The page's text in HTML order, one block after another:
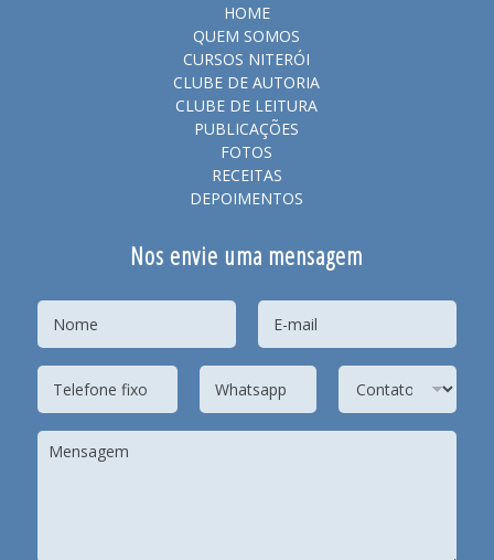
HOME
QUEM SOMOS
CURSOS NITERÓI
CLUBE DE AUTORIA
CLUBE DE LEITURA
PUBLICAÇÕES
FOTOS
RECEITAS
DEPOIMENTOS
Nos envie uma mensagem